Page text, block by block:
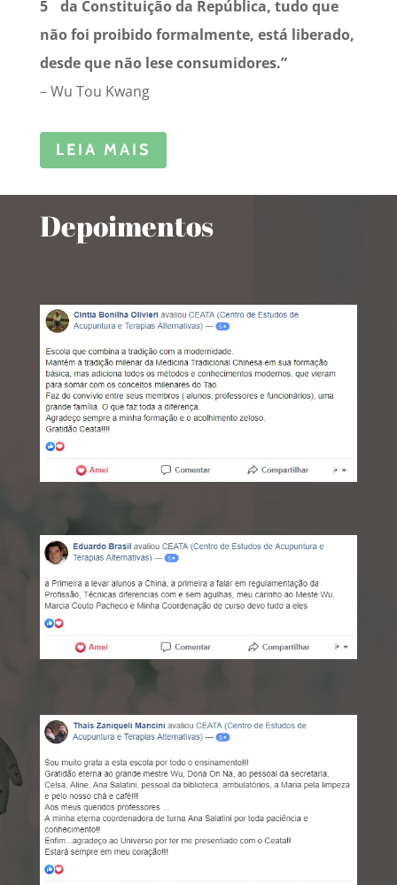
5
da Constituição da República, tudo que
não foi proibido formalmente, está liberado,
desde que não lese consumidores.”
– Wu Tou Kwang
LEIA MAIS
Depoimentos